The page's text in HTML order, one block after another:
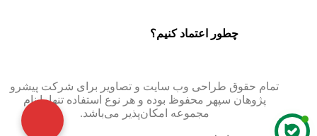
چطور اعتماد کنیم؟
تمام حقوق طراحی وب سایت و تصاویر برای شرکت پیشرو
پژوهان سپهر محفوظ بوده و هر نوع استفاده تنها با نام
مجموعه امکان‌پذیر می‌باشد.